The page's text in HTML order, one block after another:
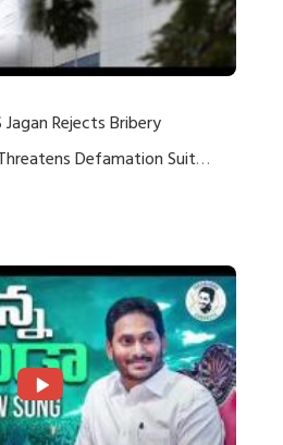
Jagan Rejects Bribery
Defamation Suit